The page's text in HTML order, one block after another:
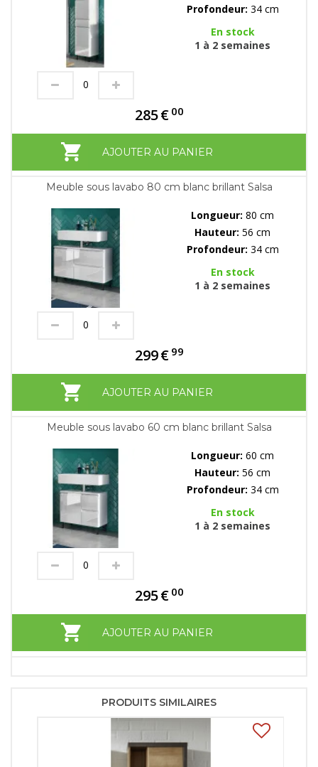
Profondeur: 34 cm
En stock
1 à 2 semaines
285€ 00
AJOUTER AU PANIER
Meuble sous lavabo 80 cm blanc brillant Salsa
Longueur: 80 cm
Hauteur: 56 cm
Profondeur: 34 cm
En stock
1 à 2 semaines
299€ 99
AJOUTER AU PANIER
Meuble sous lavabo 60 cm blanc brillant Salsa
Longueur: 60 cm
Hauteur: 56 cm
Profondeur: 34 cm
En stock
1 à 2 semaines
295€ 00
AJOUTER AU PANIER
PRODUITS SIMILAIRES